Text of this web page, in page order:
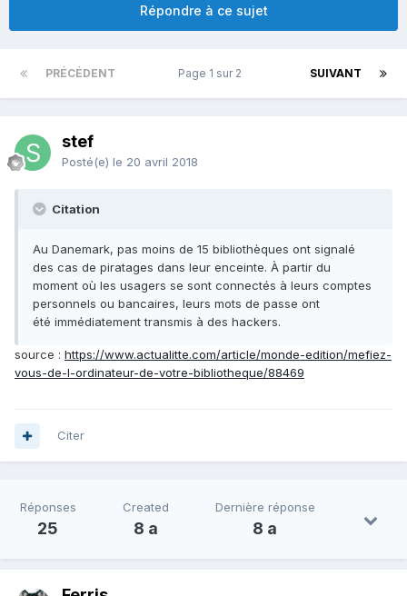
Répondre à ce sujet
PRÉCÉDENT SUIVANT
Page 1 sur 2
stef
Posté(e) le 20 avril 2018
Citation
Au Danemark, pas moins de 15 bibliothèques ont signalé
des cas de piratages dans leur enceinte. À partir du
moment où les usagers se sont connectés à leurs comptes
personnels ou bancaires, leurs mots de passe ont
été immédiatement transmis à des hackers.
source : https://www.actualitte.com/article/monde-edition/mefiez-
vous-de-l-ordinateur-de-votre-bibliotheque/88469
Citer
Réponses
25
Created
8 a
Dernière réponse
8 a